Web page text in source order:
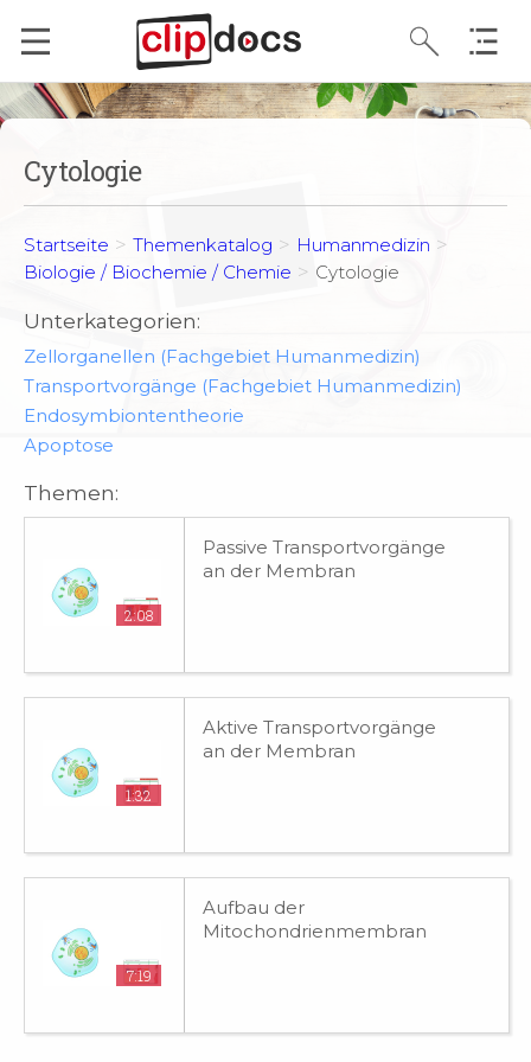
Cytologie
Startseite > Themenkatalog > Humanmedizin >
Biologie / Biochemie / Chemie > Cytologie
Unterkategorien:
Zellorganellen (Fachgebiet Humanmedizin)
Transportvorgänge (Fachgebiet Humanmedizin)
Endosymbiontentheorie
Apoptose
Themen:
2:08
Passive Transportvorgänge
an der Membran
1:32
Aktive Transportvorgänge
an der Membran
7:19
Aufbau der
Mitochondrienmembran